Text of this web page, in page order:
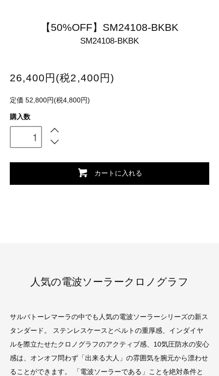
【50%OFF】SM24108-BKBK
SM24108-BKBK
26,400円(税2,400円)
定価 52,800円(税4,800円)
購入数
カートに入れる
人気の電波ソーラークロノグラフ
サルバトーレマーラの中でも人気の電波ソーラーシリーズの新ス
タンダード。 ステンレスケースとベルトの重厚感、インダイヤ
ルを際立たせたクロノグラフのアクティブ感、10気圧防水の安心
感は、オンオフ問わず「出来る大人」の雰囲気を腕元から漂わせ
ることができます。 「電波ソーラーである」ことを絶対条件と